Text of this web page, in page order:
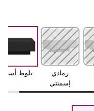
رمادي
إسمنتي
بلوط أسود